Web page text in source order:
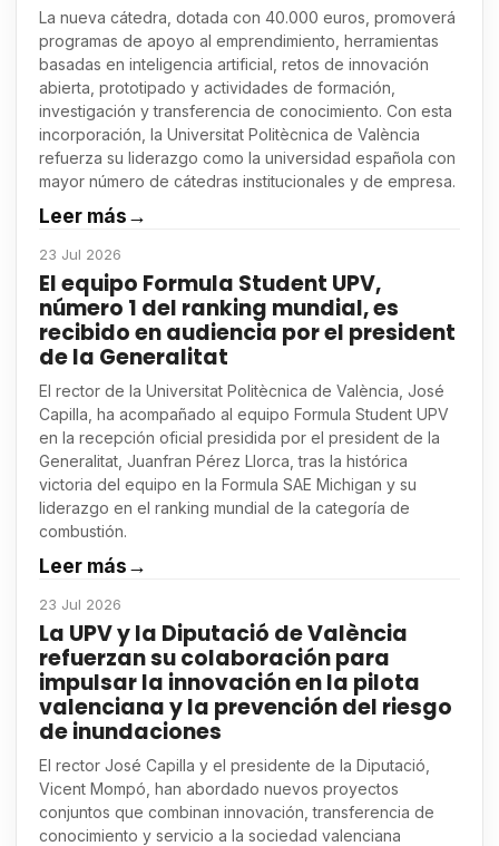
La nueva cátedra, dotada con 40.000 euros, promoverá
programas de apoyo al emprendimiento, herramientas
basadas en inteligencia artificial, retos de innovación
abierta, prototipado y actividades de formación,
investigación y transferencia de conocimiento. Con esta
incorporación, la Universitat Politècnica de València
refuerza su liderazgo como la universidad española con
mayor número de cátedras institucionales y de empresa.
Leer más→
23 Jul 2026
El equipo Formula Student UPV,
número 1 del ranking mundial, es
recibido en audiencia por el president
de la Generalitat
El rector de la Universitat Politècnica de València, José
Capilla, ha acompañado al equipo Formula Student UPV
en la recepción oficial presidida por el president de la
Generalitat, Juanfran Pérez Llorca, tras la histórica
victoria del equipo en la Formula SAE Michigan y su
liderazgo en el ranking mundial de la categoría de
combustión.
Leer más→
23 Jul 2026
La UPV y la Diputació de València
refuerzan su colaboración para
impulsar la innovación en la pilota
valenciana y la prevención del riesgo
de inundaciones
El rector José Capilla y el presidente de la Diputació,
Vicent Mompó, han abordado nuevos proyectos
conjuntos que combinan innovación, transferencia de
conocimiento y servicio a la sociedad valenciana